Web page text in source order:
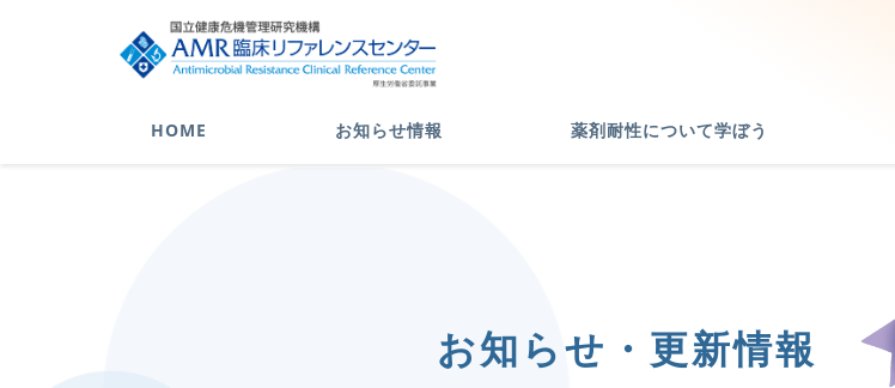
HOME お知らせ情報 薬剤耐性について学ぼう
お知らせ・更新情報